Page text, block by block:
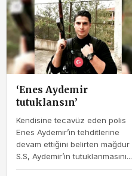
‘Enes Aydemir
tutuklansın’
Kendisine tecavüz eden polis
Enes Aydemir’in tehditlerine
devam ettiğini belirten mağdur
S.S, Aydemir’in tutuklanmasını...